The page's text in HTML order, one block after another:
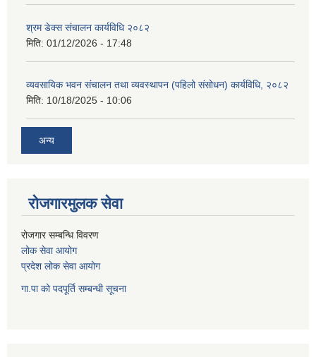
श्रम डेक्स संचालन कार्यविधि २०८२
मिति: 01/12/2026 - 17:48
व्यवसायिक भवन संचालन तथा व्यवस्थापन (पहिलो संसोधन) कार्यविधि, २०८२
मिति: 10/18/2025 - 10:06
अन्य
रोजगारमुलक सेवा
रोजगार सम्बन्धि विवरण
लोक सेवा आयोग
प्रदेश लोक सेवा आयोग
गा.पा को पदपूर्ति सम्बन्धी सूचना